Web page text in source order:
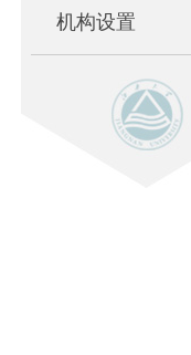
机构设置